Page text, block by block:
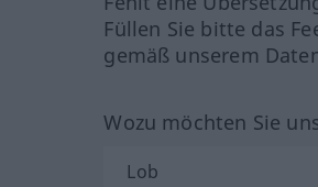
Füllen Sie bitte das
gemäß unserem
Wozu möchten Sie